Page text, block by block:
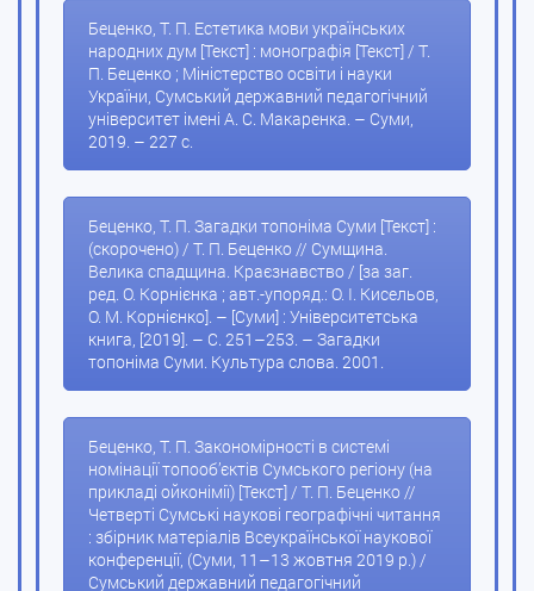
Беценко, Т. П. Естетика мови українських
народних дум [Текст] : монографія [Текст] / Т.
П. Беценко ; Міністерство освіти і науки
України, Сумський державний педагогічний
університет імені А. С. Макаренка. – Суми,
2019. – 227 с.
Беценко, Т. П. Загадки топоніма Суми [Текст] :
(скорочено) / Т. П. Беценко // Сумщина.
Велика спадщина. Краєзнавство / [за заг.
ред. О. Корнієнка ; авт.-упоряд.: О. І. Кисельов,
О. М. Корнієнко]. – [Суми] : Університетська
книга, [2019]. – С. 251–253. – Загадки
топоніма Суми. Культура слова. 2001.
Беценко, Т. П. Закономірності в системі
номінації топооб’єктів Сумського регіону (на
прикладі ойконімії) [Текст] / Т. П. Беценко //
Четверті Сумські наукові географічні читання
: збірник матеріалів Всеукраїнської наукової
конференції, (Суми, 11–13 жовтня 2019 р.) /
Сумський державний педагогічний